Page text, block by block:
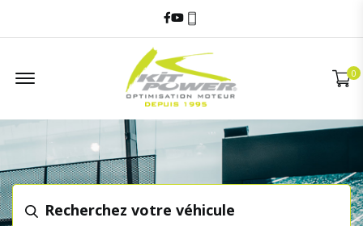
Facebook
Youtube
0
Recherchez votre véhicule